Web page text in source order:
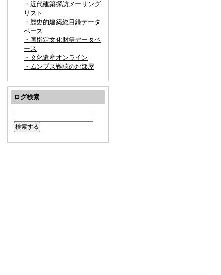
・近代建築探訪メーリング
リスト
・歴史的建築総目録データ
ベース
・国指定文化財等データベ
ース
・文化遺産オンライン
・ムンプス難聴のお部屋
ログ検索